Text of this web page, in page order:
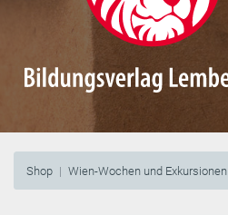
Shop Wien-Wochen und Exkursionen